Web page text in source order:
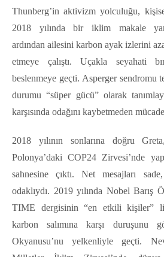
Thunberg’in aktivizm yolculuğu,
2018 yılında bir iklim makale
ardından ailesini karbon ayak izlerini
etmeye çalıştı. Uçakla seyahati
beslenmeye geçti. Asperger sendromu
durumu “süper gücü” olarak
karşısında odağını kaybetmeden
2018 yılının sonlarına doğru
Polonya’daki COP24 Zirvesi’nde
sahnesine çıktı. Net mesajları
odaklıydı. 2019 yılında Nobel Barış
TIME dergisinin “en etkili kişiler”
karbon salımına karşı duruşunu
Okyanusu’nu yelkenliyle geçti.